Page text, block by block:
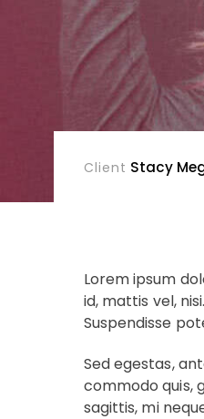
Client Stacy
Lorem ipsum
id, mattis vel,
Suspendisse
Sed egestas,
commodo quis,
sagittis, mi